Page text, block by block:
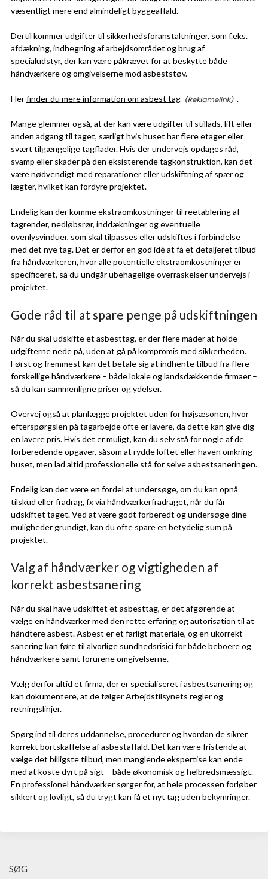
væsentligt mere end almindeligt byggeaffald.
Dertil kommer udgifter til sikkerhedsforanstaltninger, som f.eks.
afdækning, indhegning af arbejdsområdet og brug af
specialudstyr, der kan være påkrævet for at beskytte både
håndværkere og omgivelserne mod asbeststøv.
Herfinder du mere information om asbest tag .
Mange glemmer også, at der kan være udgifter til stillads, lift eller
anden adgang til taget, særligt hvis huset har flere etager eller
svært tilgængelige tagflader. Hvis der undervejs opdages råd,
svamp eller skader på den eksisterende tagkonstruktion, kan det
være nødvendigt med reparationer eller udskiftning af spær og
lægter, hvilket kan fordyre projektet.
Endelig kan der komme ekstraomkostninger til reetablering af
tagrender, nedløbsrør, inddækninger og eventuelle
ovenlysvinduer, som skal tilpasses eller udskiftes i forbindelse
med det nye tag. Det er derfor en god idé at få et detaljeret tilbud
fra håndværkeren, hvor alle potentielle ekstraomkostninger er
specificeret, så du undgår ubehagelige overraskelser undervejs i
projektet.
Gode råd til at spare penge på udskiftningen
Når du skal udskifte et asbesttag, er der flere måder at holde
udgifterne nede på, uden at gå på kompromis med sikkerheden.
Først og fremmest kan det betale sig at indhente tilbud fra flere
forskellige håndværkere – både lokale og landsdækkende firmaer –
så du kan sammenligne priser og ydelser.
Overvej også at planlægge projektet uden for højsæsonen, hvor
efterspørgslen på tagarbejde ofte er lavere, da dette kan give dig
en lavere pris. Hvis det er muligt, kan du selv stå for nogle af de
forberedende opgaver, såsom at rydde loftet eller haven omkring
huset, men lad altid professionelle stå for selve asbestsaneringen.
Endelig kan det være en fordel at undersøge, om du kan opnå
tilskud eller fradrag, fx via håndværkerfradraget, når du får
udskiftet taget. Ved at være godt forberedt og undersøge dine
muligheder grundigt, kan du ofte spare en betydelig sum på
projektet.
Valg af håndværker og vigtigheden af
korrekt asbestsanering
Når du skal have udskiftet et asbesttag, er det afgørende at
vælge en håndværker med den rette erfaring og autorisation til at
håndtere asbest. Asbest er et farligt materiale, og en ukorrekt
sanering kan føre til alvorlige sundhedsrisici for både beboere og
håndværkere samt forurene omgivelserne.
Vælg derfor altid et firma, der er specialiseret i asbestsanering og
kan dokumentere, at de følger Arbejdstilsynets regler og
retningslinjer.
Spørg ind til deres uddannelse, procedurer og hvordan de sikrer
korrekt bortskaffelse af asbestaffald. Det kan være fristende at
vælge det billigste tilbud, men manglende ekspertise kan ende
med at koste dyrt på sigt – både økonomisk og helbredsmæssigt.
En professionel håndværker sørger for, at hele processen forløber
sikkert og lovligt, så du trygt kan få et nyt tag uden bekymringer.
SØG